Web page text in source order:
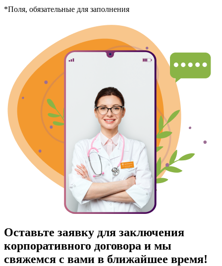
*Поля, обязательные для заполнения
Оставьте заявку для заключения
корпоративного договора и мы
свяжемся с вами в ближайшее время!